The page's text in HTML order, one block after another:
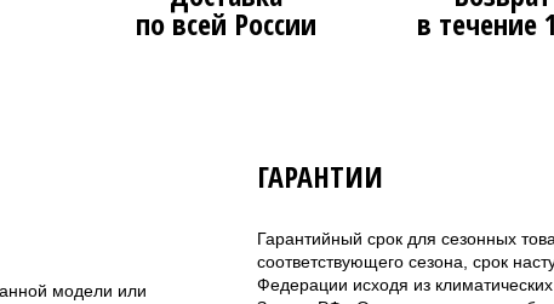
по всей России в течение
модели или
ГАРАНТИИ
Гарантийный срок для сезонных
соответствующего сезона, срок
Федерации исходя из